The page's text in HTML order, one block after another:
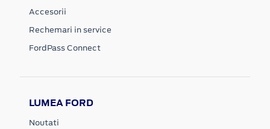
Accesorii
Rechemari in service
FordPass Connect
LUMEA FORD
Noutati